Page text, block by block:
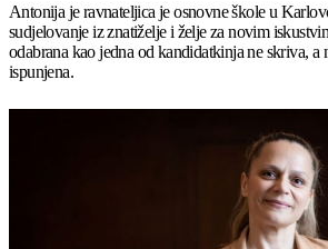
Antonija je ravnateljica je osnovne škole u
sudjelovanje iz znatiželje i želje za novim
odabrana kao jedna od kandidatkinja ne skriva, a
ispunjena.